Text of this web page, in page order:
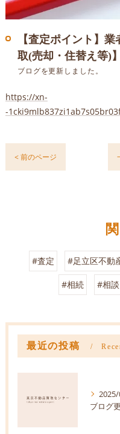
【査定ポイント】
取(売却・住替え等)】
ブログを更新しました。
https://xn-
-
< 前のページ
#査定 #足立区不動
#相続 #相談
最近の投稿
ブログ